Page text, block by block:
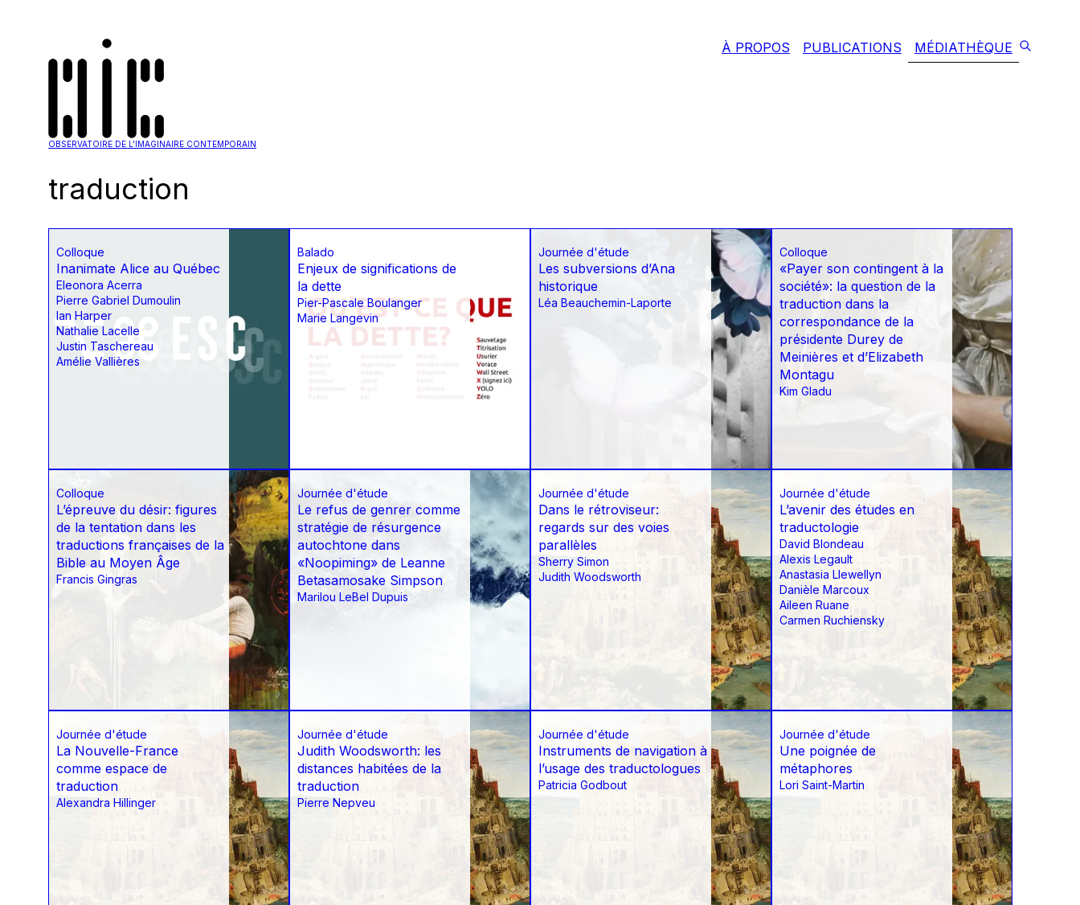
OBSERVATOIRE DE L'IMAGINAIRE CONTEMPORAIN
À PROPOS PUBLICATIONS MÉDIATHÈQUE
traduction
Colloque
Inanimate Alice au Québec
Eleonora Acerra
Pierre Gabriel Dumoulin
Ian Harper
Nathalie Lacelle
Justin Taschereau
Amélie Vallières
Balado
Enjeux de significations de
la dette
Pier-Pascale Boulanger
Marie Langevin
Journée d'étude
Les subversions d’Ana
historique
Léa Beauchemin-Laporte
Colloque
«Payer son contingent à la
société»: la question de la
traduction dans la
correspondance de la
présidente Durey de
Meinières et d’Elizabeth
Montagu
Kim Gladu
Colloque
L’épreuve du désir: figures
de la tentation dans les
traductions françaises de la
Bible au Moyen Âge
Francis Gingras
Journée d'étude
Le refus de genrer comme
stratégie de résurgence
autochtone dans
«Noopiming» de Leanne
Betasamosake Simpson
Marilou LeBel Dupuis
Journée d'étude
Dans le rétroviseur:
regards sur des voies
parallèles
Sherry Simon
Judith Woodsworth
Journée d'étude
L’avenir des études en
traductologie
David Blondeau
Alexis Legault
Anastasia Llewellyn
Danièle Marcoux
Aileen Ruane
Carmen Ruchiensky
Journée d'étude
La Nouvelle-France
comme espace de
traduction
Alexandra Hillinger
Journée d'étude
Judith Woodsworth: les
distances habitées de la
traduction
Pierre Nepveu
Journée d'étude
Instruments de navigation à
l’usage des traductologues
Patricia Godbout
Journée d'étude
Une poignée de
métaphores
Lori Saint-Martin